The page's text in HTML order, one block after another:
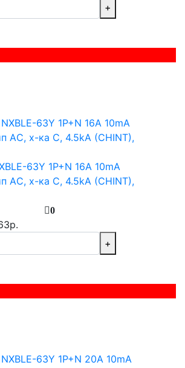
+
63Y 1P+N 16А 10mA
AС, х-ка С, 4.5kA (CHINT),
0
+